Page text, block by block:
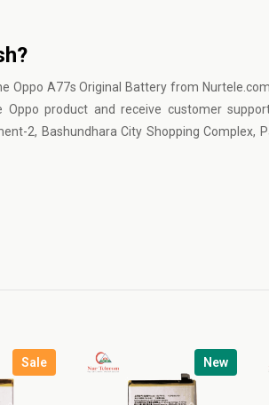
Oppo A77s Original Battery from
product and receive customer
2, Bashundhara City Shopping Complex,
Sale New